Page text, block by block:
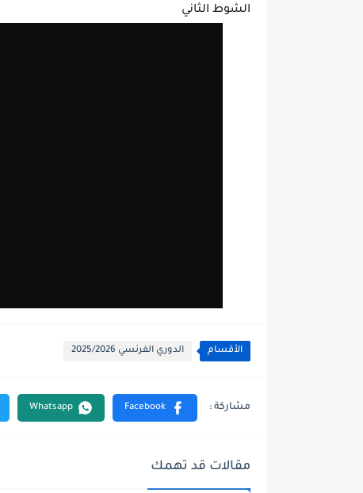
الشوط الثاني
الأقسام الدوري الفرنسي 2025/2026
مقالات قد تهمك